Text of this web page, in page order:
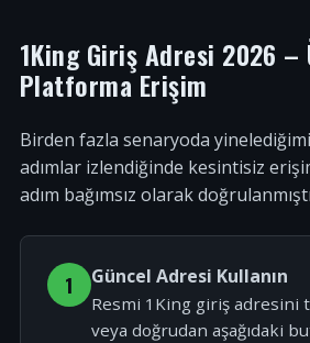
1King Giriş Adresi 2026 –
Platforma Erişim
Birden fazla senaryoda
adımlar izlendiğinde kesintisiz
adım bağımsız olarak
1 Güncel Adresi Kullanın
Resmi 1King giriş adresini
veya doğrudan aşağıdaki